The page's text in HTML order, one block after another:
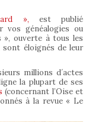
», est publié
vos généalogies ou
», ouverte à tous les
éloignés de leur
millions d´actes
la plupart de ses
(concernant l’Oise et
à la revue « Le